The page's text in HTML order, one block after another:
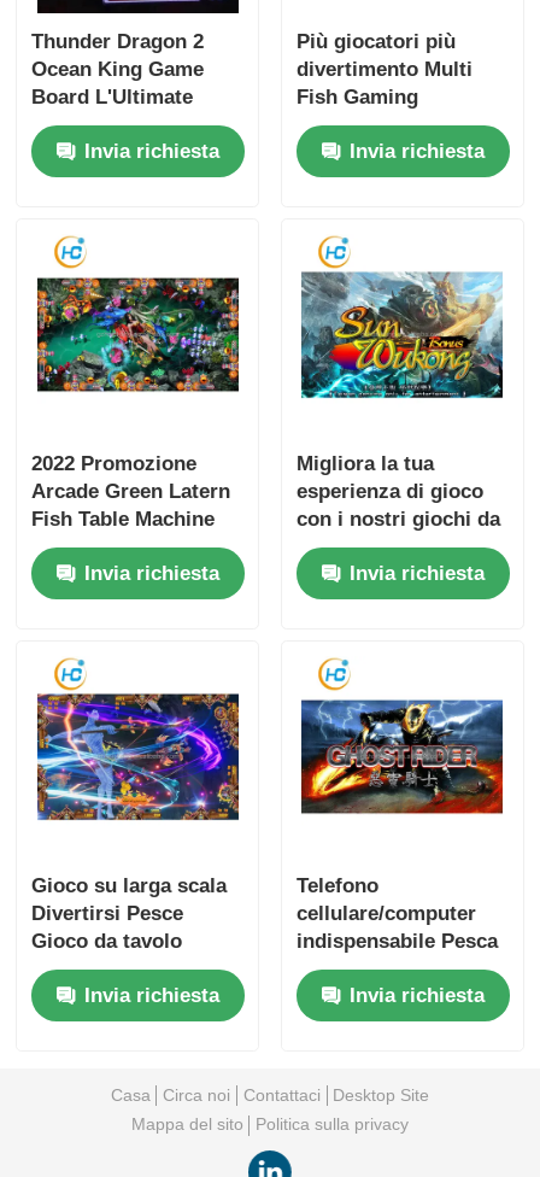
Thunder Dragon 2
Ocean King Game
Board L'Ultimate
Gaming Upgrade per
8 AnniInvia richiesta
Più giocatori più
divertimento Multi
Fish Gaming
Hardware Software
Fish Table Coin
Operated Game
Invia richiesta
2022 Promozione
Arcade Green Latern
Fish Table Machine
Game Kit per Fish
Hunter Skill Games
Invia richiesta
Migliora la tua
esperienza di gioco
con i nostri giochi da
tavolo di tiro con
pesci personalizzabili
Invia richiesta
Gioco su larga scala
Divertirsi Pesce
Gioco da tavolo
Motore di moneta per
l' eccitazione senza
sosta
Invia richiesta
Telefono
cellulare/computer
indispensabile Pesca
Tavolo Moneta Pesca
Macchina di gioco per
il divertimento non
Invia richiesta
Casa Circa noi Contattaci
Desktop Site
Mappa del sito
Politica sulla privacy